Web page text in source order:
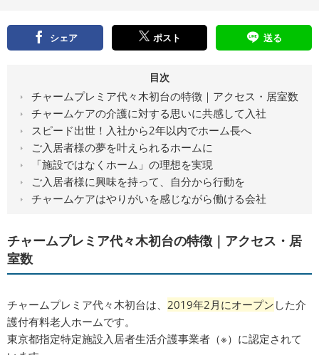
シェア ポスト 送る
目次
チャームプレミア代々木初台の特徴｜アクセス・居室数
チャームケアの介護に対する思いに共感して入社
スピード出世！入社から2年以内でホーム長へ
ご入居者様の夢を叶えられるホームに
「施設ではなくホーム」の理想を実現
ご入居者様に興味を持って、自分から行動を
チャームケアはやりがいを感じながら働ける会社
チャームプレミア代々木初台の特徴｜アクセス・居
室数
チャームプレミア代々木初台は、 2019年2月にオープン した介
護付有料老人ホームです。
東京都指定特定施設入居者生活介護事業者（※）に認定されて